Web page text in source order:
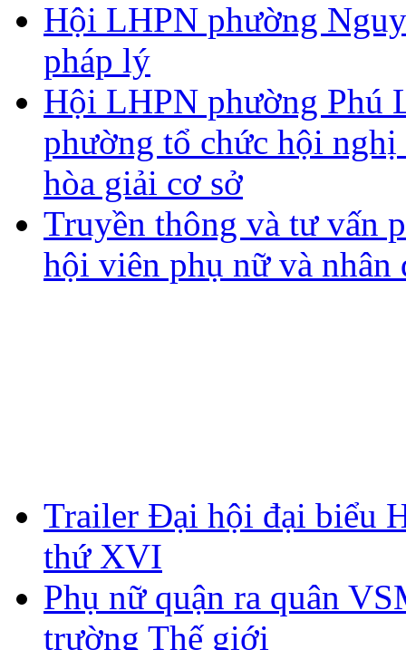
Hội LHPN phường
pháp lý
Hội LHPN phường Phú
phường tổ chức hội
hòa giải cơ sở
Truyền thông và tư vấn
hội viên phụ nữ và nhân
Trailer Đại hội đại biểu
thứ XVI
Phụ nữ quận ra quân
trường Thế giới